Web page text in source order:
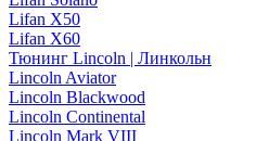
Lifan X50
Lifan X60
Тюнинг Lincoln | Линкольн
Lincoln Aviator
Lincoln Blackwood
Lincoln Continental
Lincoln Mark VIII